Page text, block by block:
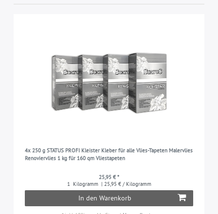
4x 250 g STATUS PROFI Kleister Kleber für alle Vlies-Tapeten Malervlies
Renoviervlies 1 kg für 160 qm Vliestapeten
25,95 € *
1 Kilogramm | 25,95 € / Kilogramm
In den Warenkorb